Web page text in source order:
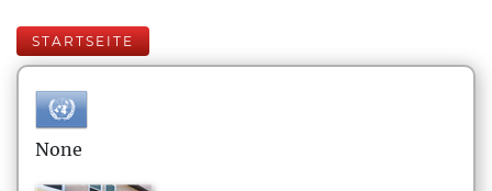
STARTSEITE
None